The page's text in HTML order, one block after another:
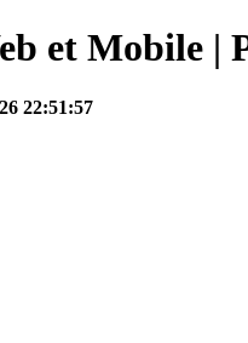
et Mobile |
22:51:57